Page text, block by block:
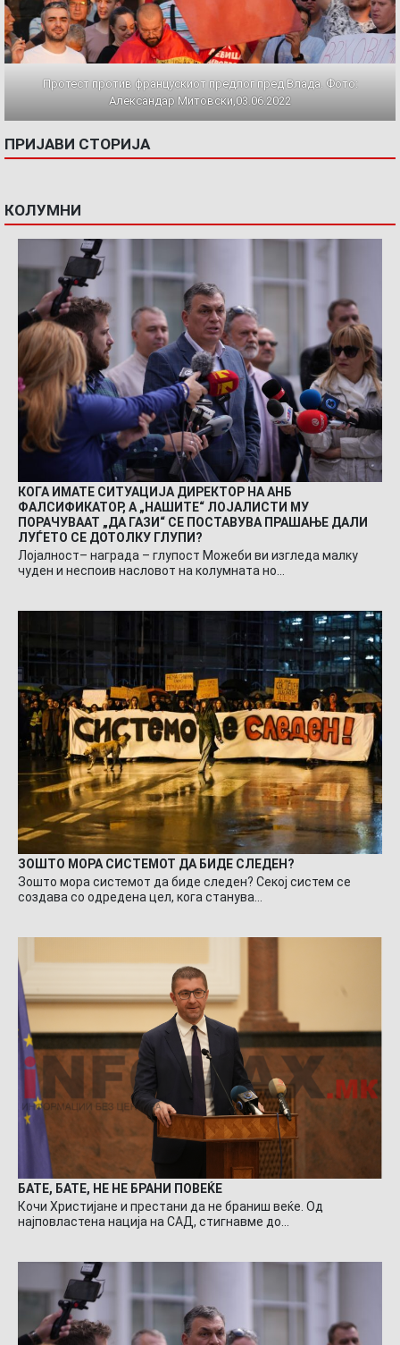
Протест против францускиот предлог пред Влада. Фото:
Александар Митовски,03.06.2022
ПРИЈАВИ СТОРИЈА
КОЛУМНИ
КОГА ИМАТЕ СИТУАЦИЈА ДИРЕКТОР НА АНБ
ФАЛСИФИКАТОР, А „НАШИТЕ“ ЛОЈАЛИСТИ МУ
ПОРАЧУВААТ „ДА ГАЗИ“ СЕ ПОСТАВУВА ПРАШАЊЕ ДАЛИ
ЛУЃЕТО СЕ ДОТОЛКУ ГЛУПИ?
Лојалност– награда – глупост Можеби ви изгледа малку
чуден и неспоив насловот на колумната но…
ЗОШТО МОРА СИСТЕМОТ ДА БИДЕ СЛЕДЕН?
Зошто мора системот да биде следен? Секој систем се
создава со одредена цел, кога станува…
БАТЕ, БАТЕ, НЕ НЕ БРАНИ ПОВЕЌЕ
Кочи Христијане и престани да не браниш веќе. Од
најповластена нација на САД, стигнавме до…